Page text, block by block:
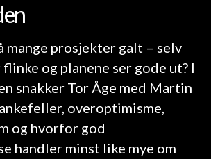
mange prosjekter galt – selv
og planene ser gode ut? I
snakker Tor Åge med Martin
overoptimisme,
og hvorfor god
handler minst like mye om